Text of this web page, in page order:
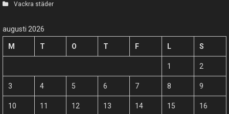
Vackra städer
augusti 2026
M T O T F L S
1 2
3 4 5 6 7 8 9
10 11 12 13 14 15 16